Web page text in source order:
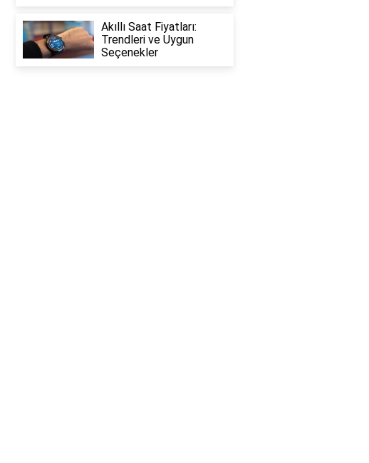
Akıllı Saat Fiyatları:
Trendleri ve Uygun
Seçenekler